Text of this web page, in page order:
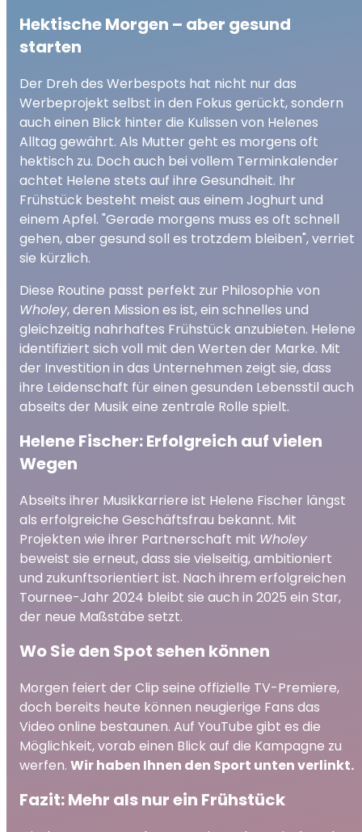
Hektische Morgen – aber gesund
starten
Der Dreh des Werbespots hat nicht nur das
Werbeprojekt selbst in den Fokus gerückt, sondern
auch einen Blick hinter die Kulissen von Helenes
Alltag gewährt. Als Mutter geht es morgens oft
hektisch zu. Doch auch bei vollem Terminkalender
achtet Helene stets auf ihre Gesundheit. Ihr
Frühstück besteht meist aus einem Joghurt und
einem Apfel. "Gerade morgens muss es oft schnell
gehen, aber gesund soll es trotzdem bleiben", verriet
sie kürzlich.
Diese Routine passt perfekt zur Philosophie von
Wholey, deren Mission es ist, ein schnelles und
gleichzeitig nahrhaftes Frühstück anzubieten. Helene
identifiziert sich voll mit den Werten der Marke. Mit
der Investition in das Unternehmen zeigt sie, dass
ihre Leidenschaft für einen gesunden Lebensstil auch
abseits der Musik eine zentrale Rolle spielt.
Helene Fischer: Erfolgreich auf vielen
Wegen
Abseits ihrer Musikkarriere ist Helene Fischer längst
als erfolgreiche Geschäftsfrau bekannt. Mit
Projekten wie ihrer Partnerschaft mit Wholey
beweist sie erneut, dass sie vielseitig, ambitioniert
und zukunftsorientiert ist. Nach ihrem erfolgreichen
Tournee-Jahr 2024 bleibt sie auch in 2025 ein Star,
der neue Maßstäbe setzt.
Wo Sie den Spot sehen können
Morgen feiert der Clip seine offizielle TV-Premiere,
doch bereits heute können neugierige Fans das
Video online bestaunen. Auf YouTube gibt es die
Möglichkeit, vorab einen Blick auf die Kampagne zu
werfen. Wir haben Ihnen den Sport unten verlinkt.
Fazit: Mehr als nur ein Frühstück